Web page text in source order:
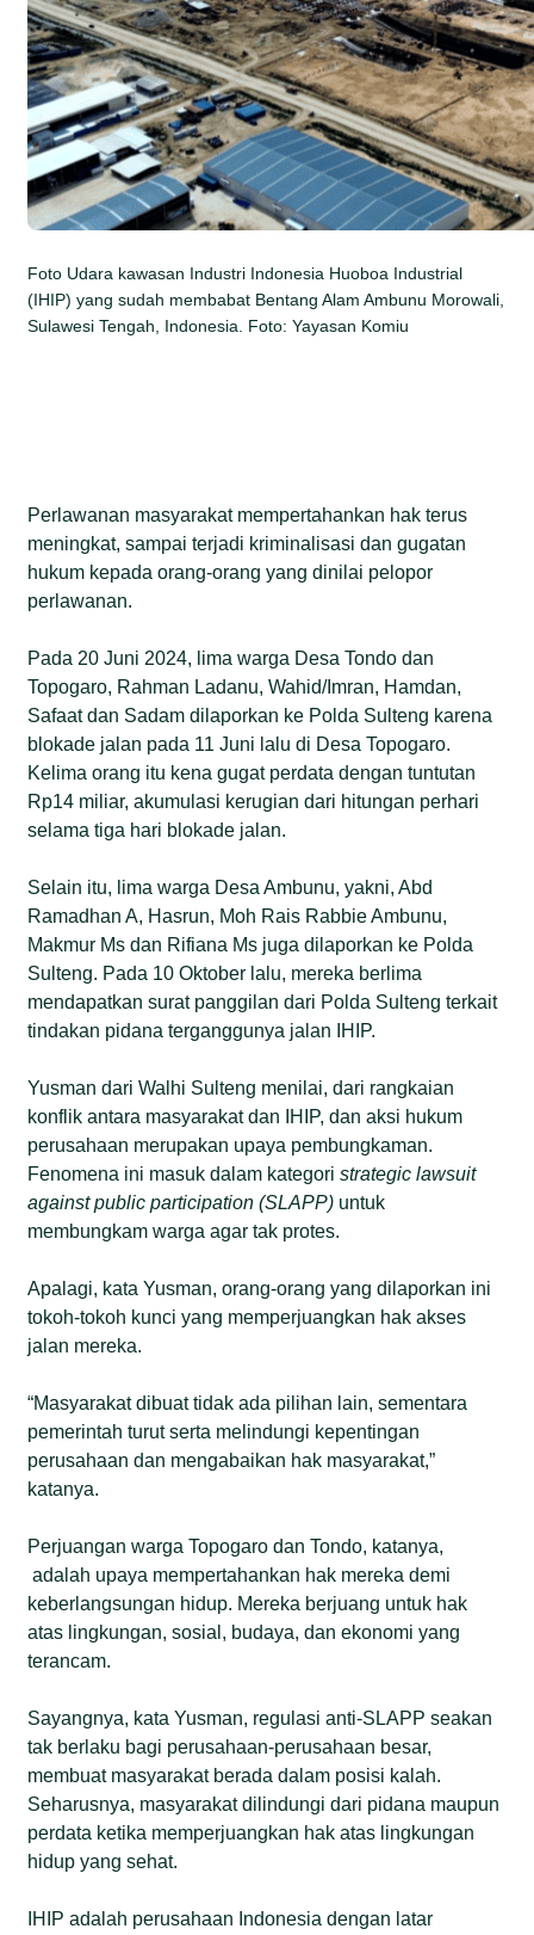
Foto Udara kawasan Industri Indonesia Huoboa Industrial
(IHIP) yang sudah membabat Bentang Alam Ambunu Morowali,
Sulawesi Tengah, Indonesia. Foto: Yayasan Komiu
Perlawanan masyarakat mempertahankan hak terus
meningkat, sampai terjadi kriminalisasi dan gugatan
hukum kepada orang-orang yang dinilai pelopor
perlawanan.
Pada 20 Juni 2024, lima warga Desa Tondo dan
Topogaro, Rahman Ladanu, Wahid/Imran, Hamdan,
Safaat dan Sadam dilaporkan ke Polda Sulteng karena
blokade jalan pada 11 Juni lalu di Desa Topogaro.
Kelima orang itu kena gugat perdata dengan tuntutan
Rp14 miliar, akumulasi kerugian dari hitungan perhari
selama tiga hari blokade jalan.
Selain itu, lima warga Desa Ambunu, yakni, Abd
Ramadhan A, Hasrun, Moh Rais Rabbie Ambunu,
Makmur Ms dan Rifiana Ms juga dilaporkan ke Polda
Sulteng. Pada 10 Oktober lalu, mereka berlima
mendapatkan surat panggilan dari Polda Sulteng terkait
tindakan pidana terganggunya jalan IHIP.
Yusman dari Walhi Sulteng menilai, dari rangkaian
konflik antara masyarakat dan IHIP, dan aksi hukum
perusahaan merupakan upaya pembungkaman.
Fenomena ini masuk dalam kategoristrategic lawsuit
against public participation (SLAPP) untuk
membungkam warga agar tak protes.
Apalagi, kata Yusman, orang-orang yang dilaporkan ini
tokoh-tokoh kunci yang memperjuangkan hak akses
jalan mereka.
“Masyarakat dibuat tidak ada pilihan lain, sementara
pemerintah turut serta melindungi kepentingan
perusahaan dan mengabaikan hak masyarakat,”
katanya.
Perjuangan warga Topogaro dan Tondo, katanya,
adalah upaya mempertahankan hak mereka demi
keberlangsungan hidup. Mereka berjuang untuk hak
atas lingkungan, sosial, budaya, dan ekonomi yang
terancam.
Sayangnya, kata Yusman, regulasi anti-SLAPP seakan
tak berlaku bagi perusahaan-perusahaan besar,
membuat masyarakat berada dalam posisi kalah.
Seharusnya, masyarakat dilindungi dari pidana maupun
perdata ketika memperjuangkan hak atas lingkungan
hidup yang sehat.
IHIP adalah perusahaan Indonesia dengan latar